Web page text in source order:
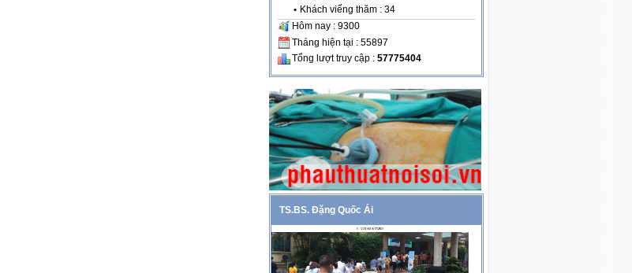
• Khách viếng thăm : 34
Hôm nay : 9300
Tháng hiện tại : 55897
Tổng lượt truy cập : 57775404
TS.BS. Đặng Quốc Ái